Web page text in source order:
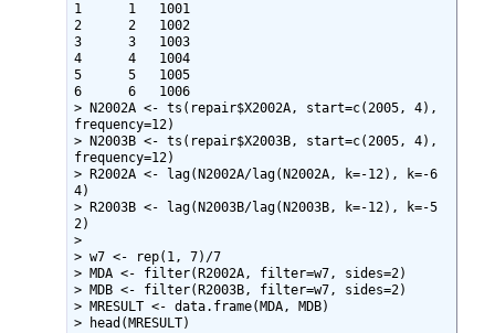
1      1   1001
2      2   1002
3      3   1003
4      4   1004
5      5   1005
6      6   1006
> N2002A <- ts(repair$X2002A, start=c(2005, 4),
frequency=12)
> N2003B <- ts(repair$X2003B, start=c(2005, 4),
frequency=12)
> R2002A <- lag(N2002A/lag(N2002A, k=-12), k=-6
4)
> R2003B <- lag(N2003B/lag(N2003B, k=-12), k=-5
2)
>
> w7 <- rep(1, 7)/7
> MDA <- filter(R2002A, filter=w7, sides=2)
> MDB <- filter(R2003B, filter=w7, sides=2)
> MRESULT <- data.frame(MDA, MDB)
> head(MRESULT)